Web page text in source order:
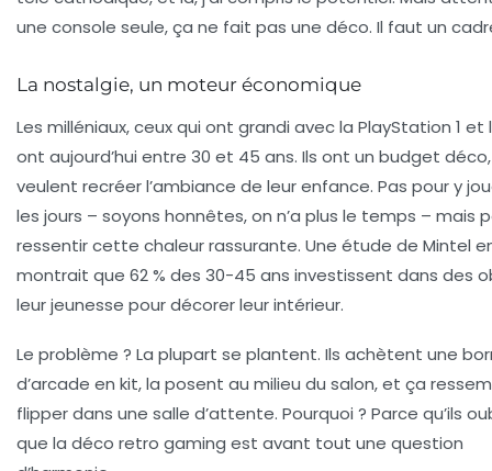
une console seule, ça ne fait pas une déco. Il faut un
La nostalgie, un moteur économique
Les milléniaux, ceux qui ont grandi avec la PlayStation 1 et
ont aujourd’hui entre 30 et 45 ans. Ils ont un budget
veulent recréer l’ambiance de leur enfance. Pas pour y
les jours – soyons honnêtes, on n’a plus le temps – mais
ressentir cette chaleur rassurante. Une étude de Mintel
montrait que 62 % des 30-45 ans investissent dans des
leur jeunesse pour décorer leur intérieur.
Le problème ? La plupart se plantent. Ils achètent une
d’arcade en kit, la posent au milieu du salon, et ça
flipper dans une salle d’attente. Pourquoi ? Parce qu’ils
que la déco retro gaming est avant tout une question